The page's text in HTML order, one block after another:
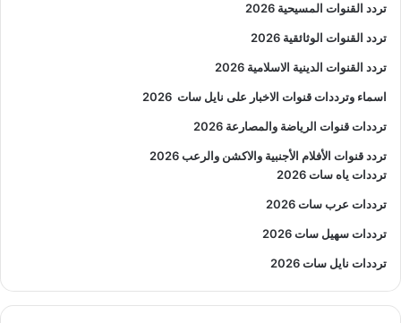
تردد القنوات المسيحية 2026
تردد القنوات الوثائقية 2026
تردد القنوات الدينية الاسلامية 2026
اسماء وترددات قنوات الاخبار على نايل سات 2026
ترددات قنوات الرياضة والمصارعة 2026
تردد قنوات الأفلام الأجنبية والاكشن والرعب2026
ترددات ياه سات 2026
ترددات عرب سات 2026
ترددات سهيل سات 2026
ترددات نايل سات 2026